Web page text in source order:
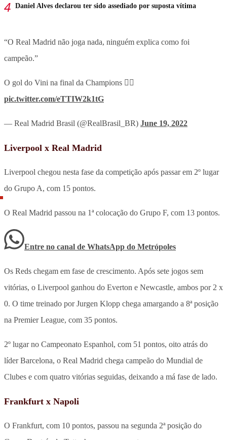
Daniel Alves declarou ter sido assediado por suposta vítima
“O Real Madrid não joga nada, ninguém explica como foi
campeão.”
O gol do Vini na final da Champions 👇🏻
pic.twitter.com/eTTIW2k1tG
— Real Madrid Brasil (@RealBrasil_BR) June 19, 2022
Liverpool x Real Madrid
Liverpool chegou nesta fase da competição após passar em 2º lugar
do Grupo A, com 15 pontos.
O Real Madrid passou na 1ª colocação do Grupo F, com 13 pontos.
Entre no canal de WhatsApp do Metrópoles
Os Reds chegam em fase de crescimento. Após sete jogos sem
vitórias, o Liverpool ganhou do Everton e Newcastle, ambos por 2 x
0. O time treinado por Jurgen Klopp chega amargando a 8ª posição
na Premier League, com 35 pontos.
2º lugar no Campeonato Espanhol, com 51 pontos, oito atrás do
líder Barcelona, o Real Madrid chega campeão do Mundial de
Clubes e com quatro vitórias seguidas, deixando a má fase de lado.
Frankfurt x Napoli
O Frankfurt, com 10 pontos, passou na segunda 2ª posição do